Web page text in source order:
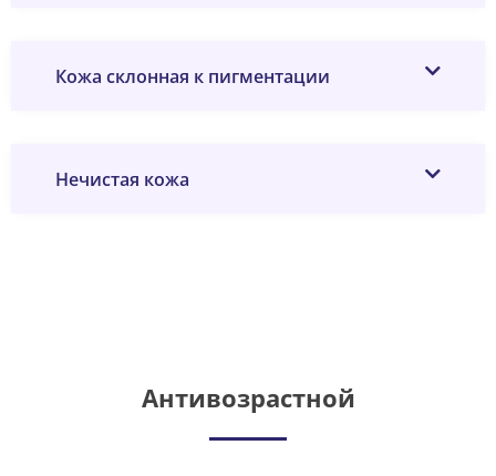
Кожа склонная к пигментации
Нечистая кожа
Антивозрастной